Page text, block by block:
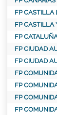
FP CASTILLA
FP CASTILLA
FP
FP CIUDAD
FP CIUDAD
FP
FP
FP
FP